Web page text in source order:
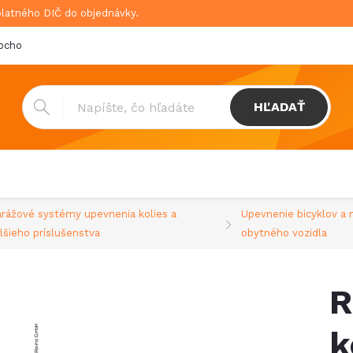
DIČ do objednávky.
podmienky
HĽADAŤ
systémy upevnenia kolies a
príslušenstva
Upevnenie bicyklov a
obytného vozidla